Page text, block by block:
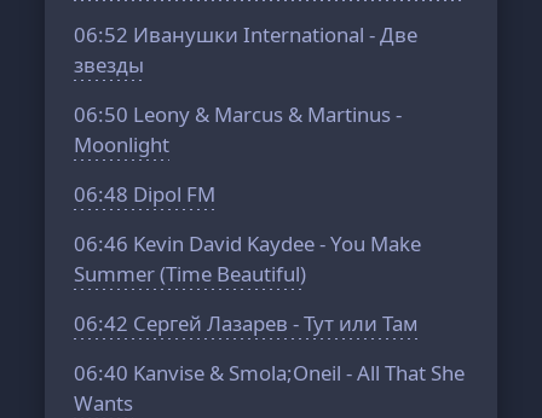
06:52 Иванушки International - Две
звезды
06:50 Leony & Marcus & Martinus -
Moonlight
06:48 Dipol FM
06:46 Kevin David Kaydee - You Make
Summer (Time Beautiful)
06:42 Сергей Лазарев - Тут или Там
06:40 Kanvise & Smola;Oneil - All That She
Wants